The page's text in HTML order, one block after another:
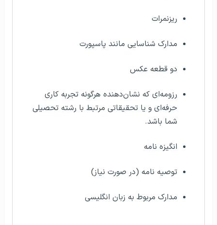
ریزنمرات
مدارک شناسایی مانند پاسپورت
دو قطعه عکس
رزومه‌ای که نشان‌دهنده هرگونه تجربه کاری
حرفه‌ای و یا تحقیقاتی مرتبط با رشته تحصیلی
شما باشد.
انگیزه نامه
توصیه نامه (در صورت نیاز)
مدارک مربوط به زبان انگلیسی